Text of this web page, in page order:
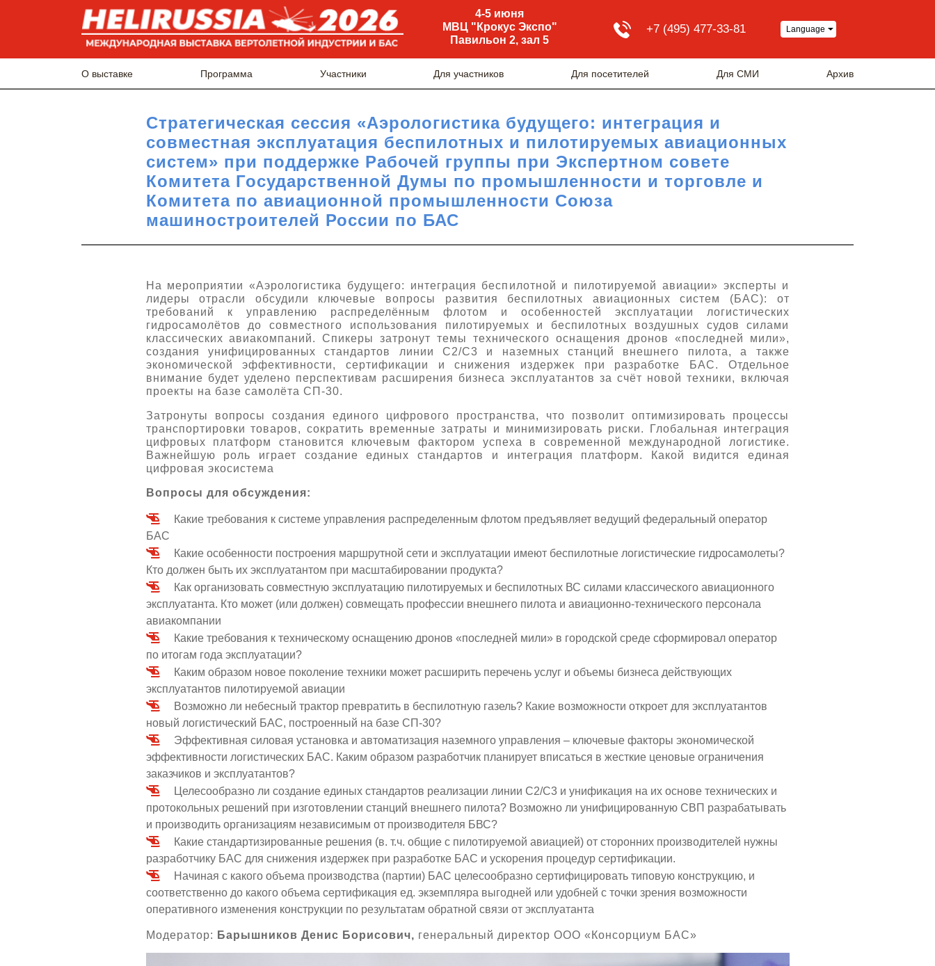
4-5 июня
МВЦ "Крокус Экспо"
Павильон 2, зал 5
+7 (495) 477-33-81 Language
О выставке Программа Участники Для участников Для посетителей Для СМИ Архив
Стратегическая сессия «Аэрологистика будущего: интеграция и
совместная эксплуатация беспилотных и пилотируемых авиационных
систем» при поддержке Рабочей группы при Экспертном совете
Комитета Государственной Думы по промышленности и торговле и
Комитета по авиационной промышленности Союза
машиностроителей России по БАС
На мероприятии «Аэрологистика будущего: интеграция беспилотной и пилотируемой авиации» эксперты и
лидеры отрасли обсудили ключевые вопросы развития беспилотных авиационных систем (БАС): от
требований к управлению распределённым флотом и особенностей эксплуатации логистических
гидросамолётов до совместного использования пилотируемых и беспилотных воздушных судов силами
классических авиакомпаний. Спикеры затронут темы технического оснащения дронов «последней мили»,
создания унифицированных стандартов линии C2/C3 и наземных станций внешнего пилота, а также
экономической эффективности, сертификации и снижения издержек при разработке БАС. Отдельное
внимание будет уделено перспективам расширения бизнеса эксплуатантов за счёт новой техники, включая
проекты на базе самолёта СП-30.
Затронуты вопросы создания единого цифрового пространства, что позволит оптимизировать процессы
транспортировки товаров, сократить временные затраты и минимизировать риски. Глобальная интеграция
цифровых платформ становится ключевым фактором успеха в современной международной логистике.
Важнейшую роль играет создание единых стандартов и интеграция платформ. Какой видится единая
цифровая экосистема
Вопросы для обсуждения:
Какие требования к системе управления распределенным флотом предъявляет ведущий федеральный оператор
БАС
Какие особенности построения маршрутной сети и эксплуатации имеют беспилотные логистические гидросамолеты?
Кто должен быть их эксплуатантом при масштабировании продукта?
Как организовать совместную эксплуатацию пилотируемых и беспилотных ВС силами классического авиационного
эксплуатанта. Кто может (или должен) совмещать профессии внешнего пилота и авиационно-технического персонала
авиакомпании
Какие требования к техническому оснащению дронов «последней мили» в городской среде сформировал оператор
по итогам года эксплуатации?
Каким образом новое поколение техники может расширить перечень услуг и объемы бизнеса действующих
эксплуатантов пилотируемой авиации
Возможно ли небесный трактор превратить в беспилотную газель? Какие возможности откроет для эксплуатантов
новый логистический БАС, построенный на базе СП-30?
Эффективная силовая установка и автоматизация наземного управления – ключевые факторы экономической
эффективности логистических БАС. Каким образом разработчик планирует вписаться в жесткие ценовые ограничения
заказчиков и эксплуатантов?
Целесообразно ли создание единых стандартов реализации линии С2/С3 и унификация на их основе технических и
протокольных решений при изготовлении станций внешнего пилота? Возможно ли унифицированную СВП разрабатывать
и производить организациям независимым от производителя БВС?
Какие стандартизированные решения (в. т.ч. общие с пилотируемой авиацией) от сторонних производителей нужны
разработчику БАС для снижения издержек при разработке БАС и ускорения процедур сертификации.
Начиная с какого объема производства (партии) БАС целесообразно сертифицировать типовую конструкцию, и
соответственно до какого объема сертификация ед. экземпляра выгодней или удобней с точки зрения возможности
оперативного изменения конструкции по результатам обратной связи от эксплуатанта
Модератор: Барышников Денис Борисович, генеральный директор ООО «Консорциум БАС»